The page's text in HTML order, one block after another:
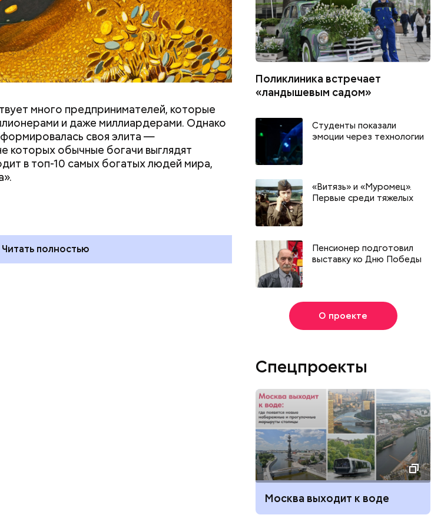
и мире 4 августа
Всемирный день кошек и
Международный день
бесконечности: какие
праздники отмечают в России
и мире 8 августа
много предпринимателей, которые
и даже миллиардерами. Однако
своя элита —
которых обычные богачи выглядят
в топ-10 самых богатых людей мира,
Читать полностью
Поликлиника встречает
«ландышевым садом»
Студенты показали
эмоции через технологии
«Витязь» и «Муромец».
Первые среди тяжелых
Пенсионер подготовил
выставку ко Дню Победы
О проекте
Спецпроекты
Москва выходит к воде